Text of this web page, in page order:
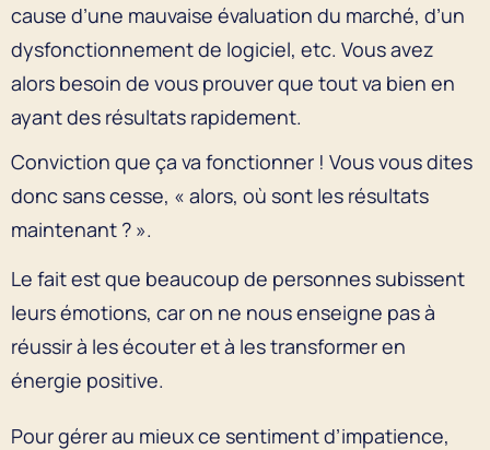
cause d’une mauvaise évaluation du marché, d’un
dysfonctionnement de logiciel, etc. Vous avez
alors besoin de vous prouver que tout va bien en
ayant des résultats rapidement.
Conviction que ça va fonctionner ! Vous vous dites
donc sans cesse, « alors, où sont les résultats
maintenant ? ».
Le fait est que beaucoup de personnes subissent
leurs émotions, car on ne nous enseigne pas à
réussir à les écouter et à les transformer en
énergie positive.
Pour gérer au mieux ce sentiment d’impatience,